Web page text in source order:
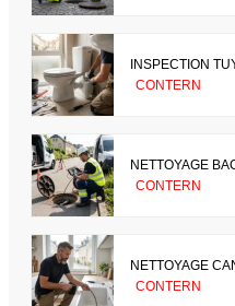
INSPECTION
CONTERN
NETTOYAGE
CONTERN
NETTOYAGE
CONTERN